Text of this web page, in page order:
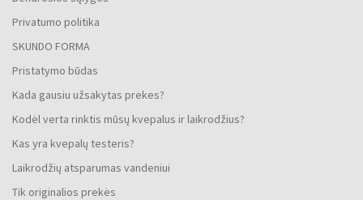
Privatumo politika
SKUNDO FORMA
Pristatymo būdas
Kada gausiu užsakytas prekes?
Kodėl verta rinktis mūsų kvepalus ir laikrodžius?
Kas yra kvepalų testeris?
Laikrodžių atsparumas vandeniui
Tik originalios prekės